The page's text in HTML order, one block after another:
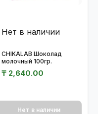
Нет в наличии
CHIKALAB Шоколад
молочный 100гр.
₸ 2,640.00
Нет в наличии